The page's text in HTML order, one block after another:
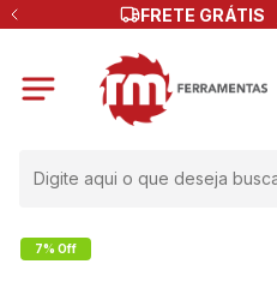
FRETE GRÁTIS
7% Off